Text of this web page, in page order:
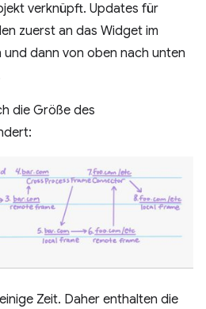
verknüpft. Updates für
zuerst an das Widget im
dann von oben nach unten
die Größe des
Zeit. Daher enthalten die